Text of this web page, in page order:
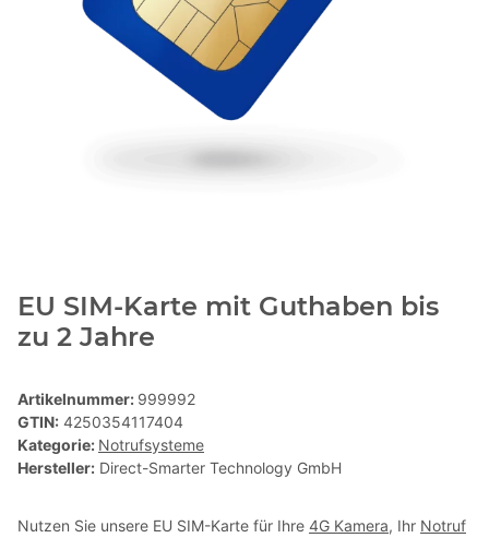
EU SIM-Karte mit Guthaben bis
zu 2 Jahre
Artikelnummer: 999992
GTIN: 4250354117404
Kategorie: Notrufsysteme
Hersteller: Direct-Smarter Technology GmbH
Nutzen Sie unsere EU SIM-Karte für Ihre 4G Kamera, Ihr Notruf